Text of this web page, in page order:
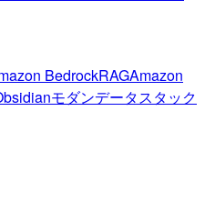
BedrockRAGAmazon
モダンデータスタック